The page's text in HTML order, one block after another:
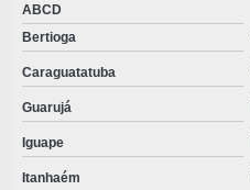
ABCD
Bertioga
Caraguatatuba
Guarujá
Iguape
Itanhaém